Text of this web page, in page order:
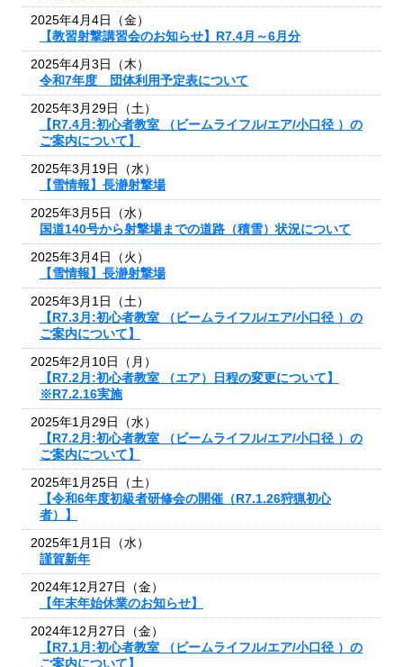
2025年4月4日（金）
【教習射撃講習会のお知らせ】R7.4月～6月分
2025年4月3日（木）
令和7年度 団体利用予定表について
2025年3月29日（土）
【R7.4月:初心者教室 （ビームライフル/エア/小口径 ）の
ご案内について】
2025年3月19日（水）
【雪情報】長瀞射撃場
2025年3月5日（水）
国道140号から射撃場までの道路（積雪）状況について
2025年3月4日（火）
【雪情報】長瀞射撃場
2025年3月1日（土）
【R7.3月:初心者教室 （ビームライフル/エア/小口径 ）の
ご案内について】
2025年2月10日（月）
【R7.2月:初心者教室 （エア）日程の変更について】
※R7.2.16実施
2025年1月29日（水）
【R7.2月:初心者教室 （ビームライフル/エア/小口径 ）の
ご案内について】
2025年1月25日（土）
【令和6年度初級者研修会の開催（R7.1.26狩猟初心
者）】
2025年1月1日（水）
謹賀新年
2024年12月27日（金）
【年末年始休業のお知らせ】
2024年12月27日（金）
【R7.1月:初心者教室 （ビームライフル/エア/小口径 ）の
ご案内について】